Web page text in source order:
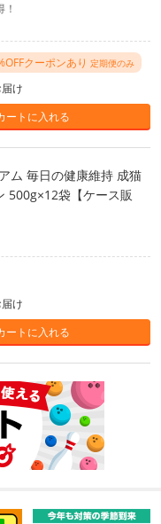
クーポンあり 定期便のみ
け
ートに入れる
ム 毎日の健康維持 成猫
500g×12袋【ケース販
け
ートに入れる